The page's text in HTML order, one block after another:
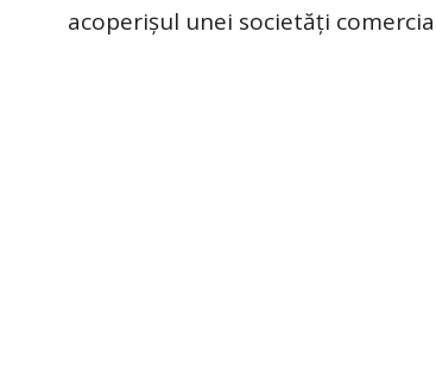
acoperişul unei societăţi